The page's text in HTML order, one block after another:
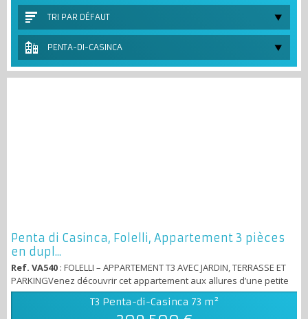
TRI PAR DÉFAUT
PENTA-DI-CASINCA
Penta di Casinca, Folelli, Appartement 3 pièces
en dupl...
Ref. VA540 : FOLELLI – APPARTEMENT T3 AVEC JARDIN, TERRASSE ET
PARKINGVenez découvrir cet appartement aux allures d’une petite
maison, offrant 70 m² habitables avec jardin privatif, terrasses et
parking pour 2 à 4 véhicules, idéalement situé au cœur de Folelli, à
T3 Penta-di-Casinca 73 m²